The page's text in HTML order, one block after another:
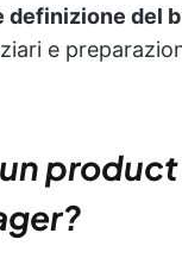
definizione del
e